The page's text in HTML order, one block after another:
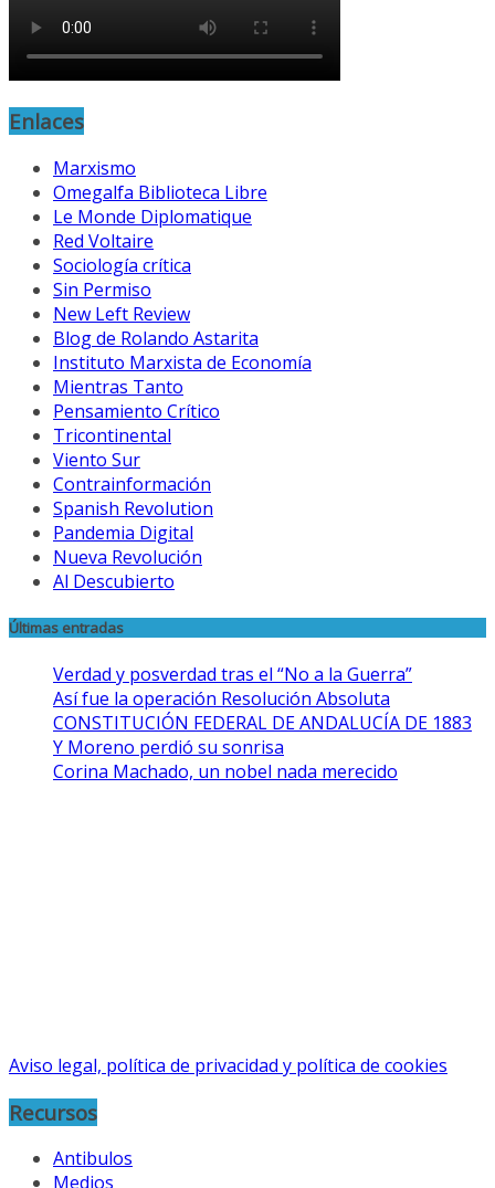
Enlaces
Marxismo
Omegalfa Biblioteca Libre
Le Monde Diplomatique
Red Voltaire
Sociología crítica
Sin Permiso
New Left Review
Blog de Rolando Astarita
Instituto Marxista de Economía
Mientras Tanto
Pensamiento Crítico
Tricontinental
Viento Sur
Contrainformación
Spanish Revolution
Pandemia Digital
Nueva Revolución
Al Descubierto
Últimas entradas
Verdad y posverdad tras el “No a la Guerra”
Así fue la operación Resolución Absoluta
CONSTITUCIÓN FEDERAL DE ANDALUCÍA DE 1883
Y Moreno perdió su sonrisa
Corina Machado, un nobel nada merecido
Aviso legal, política de privacidad y política de cookies
Recursos
Antibulos
Medios